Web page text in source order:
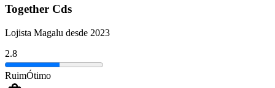
Together Cds
Lojista Magalu desde 2023
2.8
RuimÓtimo